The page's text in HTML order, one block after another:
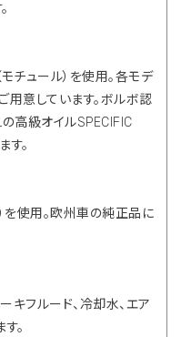
チュール）を使用。各モデ
意しています。ボルボ認
の高級オイルSPECIFIC
。
を使用。欧州車の純正品に
キフルード、冷却水、エア
。